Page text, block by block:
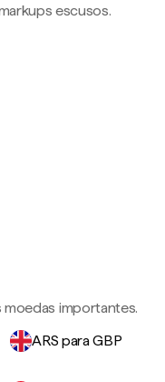
escusos.
moedas importantes.
ARS para GBP